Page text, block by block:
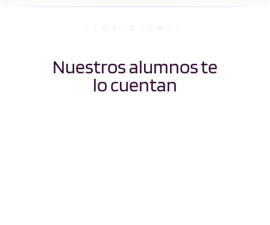
Nuestros alumnos te
lo cuentan